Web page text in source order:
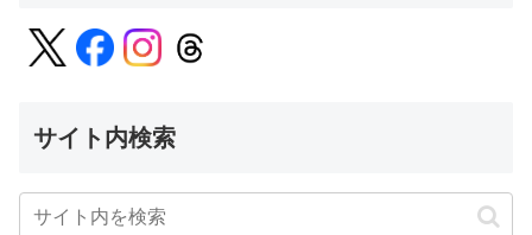
サイト内検索